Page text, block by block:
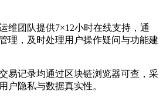
维团队提供7×12小时在线支持，通
理，及时处理用户操作疑问与功能建
易记录均通过区块链浏览器可查，采
户隐私与数据真实性。